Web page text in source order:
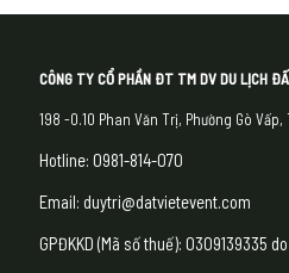
CÔNG TY CỔ PHẦN ĐT TM DV DU LỊCH
198 -0.10 Phan Văn Trị, Phường Gò Vấp,
Hotline: 0981-814-070
Email: duytri@datvietevent.com
GPĐKKD (Mã số thuế): 0309139335